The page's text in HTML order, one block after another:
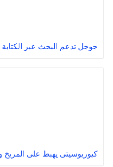
جوجل تدعم البحث عبر الكتابة
كيوريوسيتى يهبط على